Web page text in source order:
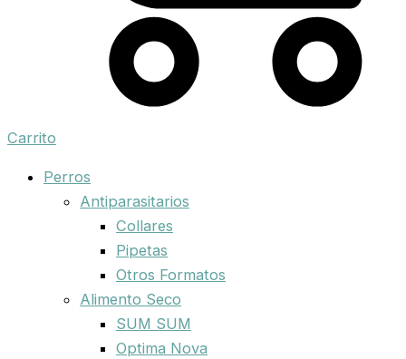
Carrito
Perros
Antiparasitarios
Collares
Pipetas
Otros Formatos
Alimento Seco
SUM SUM
Optima Nova